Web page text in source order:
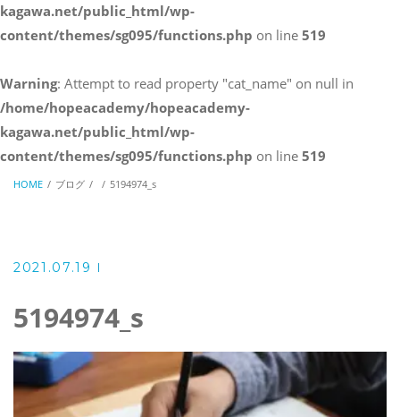
kagawa.net/public_html/wp-
content/themes/sg095/functions.php on line 519
Warning: Attempt to read property "cat_name" on null in
/home/hopeacademy/hopeacademy-
kagawa.net/public_html/wp-
content/themes/sg095/functions.php on line 519
HOME ブログ 5194974_s
2021.07.19
5194974_s